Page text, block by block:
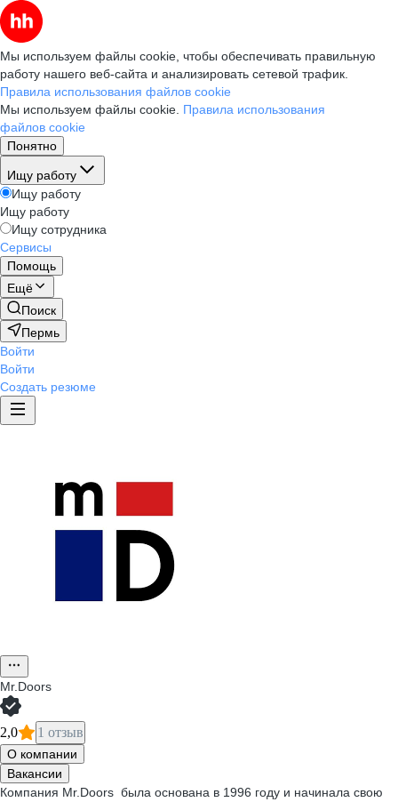
Мы используем файлы cookie, чтобы обеспечивать правильную
работу нашего веб-сайта и анализировать сетевой трафик.
Правила использования файлов cookie
Мы используем файлы cookie. Правила использования
файлов cookie
Понятно
Ищу работу
Ищу работу
Ищу работу
Ищу сотрудника
Сервисы
Помощь
Ещё
Поиск
Пермь
Войти
Войти
Создать резюме
Mr.Doors
2,0 1 отзыв
О компании
Вакансии
Компания Mr.Doors была основана в 1996 году и начинала свою